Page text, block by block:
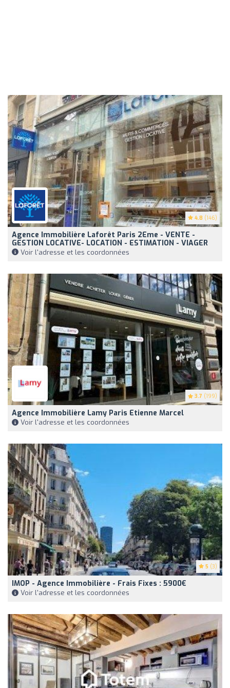
4.8 (146)
Agence Immobilière Laforêt Paris 2Eme - VENTE -
GESTION LOCATIVE- LOCATION - ESTIMATION - VIAGER
Voir l'adresse et les coordonnées
3.7 (199)
Agence Immobilière Lamy Paris Etienne Marcel
Voir l'adresse et les coordonnées
5 (3)
IMOP - Agence Immobilière - Frais Fixes : 5900€
Voir l'adresse et les coordonnées